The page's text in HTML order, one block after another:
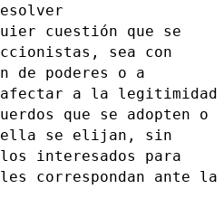
cuestión que se
sea con
poderes o a
afectar a la legitimidad
que se adopten o
ella se elijan, sin
interesados para
correspondan ante la